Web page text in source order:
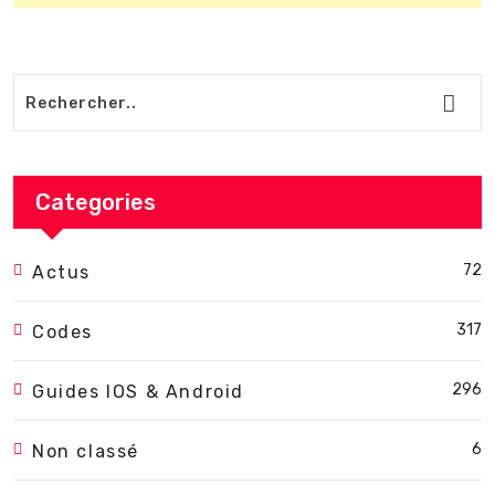
Categories
Actus 72
Codes 317
Guides IOS & Android 296
Non classé 6